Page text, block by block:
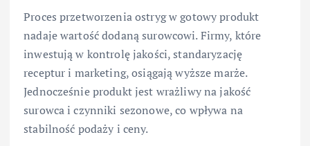
Proces przetworzenia ostryg w gotowy produkt
nadaje wartość dodaną surowcowi. Firmy, które
inwestują w kontrolę jakości, standaryzację
receptur i marketing, osiągają wyższe marże.
Jednocześnie produkt jest wrażliwy na jakość
surowca i czynniki sezonowe, co wpływa na
stabilność podaży i ceny.